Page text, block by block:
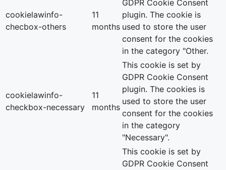
cookielawinfo-
checbox-others
11
months
GDPR Cookie Consent
plugin. The cookie is
used to store the user
consent for the cookies
in the category "Other.
cookielawinfo-
checkbox-necessary
11
months
This cookie is set by
GDPR Cookie Consent
plugin. The cookies is
used to store the user
consent for the cookies
in the category
"Necessary".
This cookie is set by
GDPR Cookie Consent